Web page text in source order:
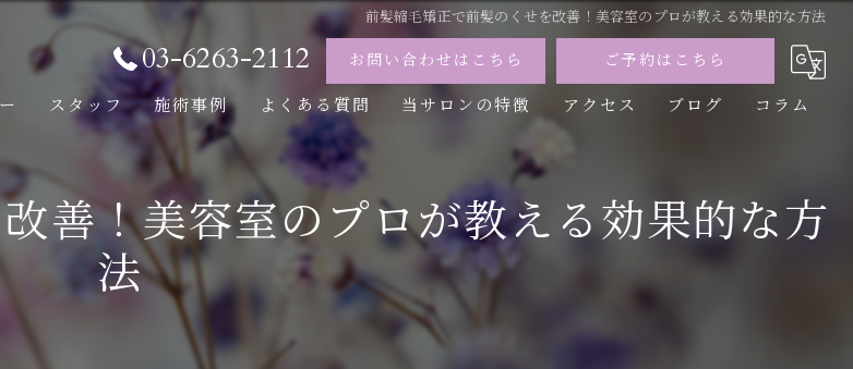
前髪縮毛矯正で前髪のくせを改善！美容室のプロが教える効果的な方法
03-6263-2112 お問い合わせはこちら ご予約はこちら
スタッフ 施術事例 よくある質問 当サロンの特徴
カラー
トリートメント
パーマ
アクセス ブログ コラム
善！美容室のプロが教える効果的な方
法